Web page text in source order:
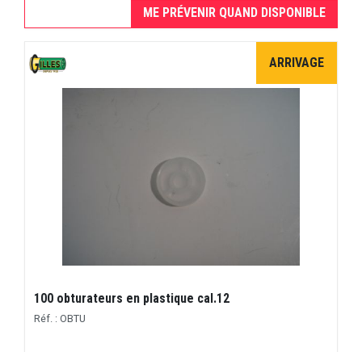
ME PRÉVENIR QUAND DISPONIBLE
ARRIVAGE
100 obturateurs en plastique cal.12
Réf. : OBTU